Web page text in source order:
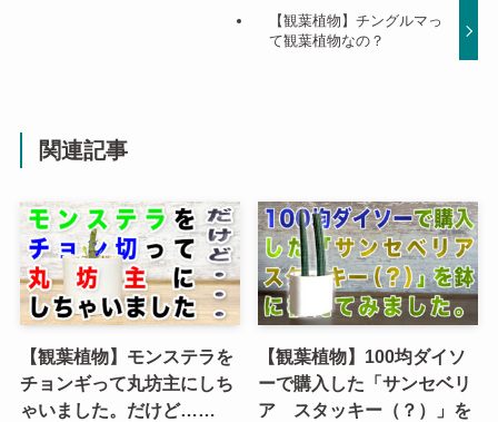
【観葉植物】チングルマっ
て観葉植物なの？
関連記事
【観葉植物】モンステラを
チョンギって丸坊主にしち
ゃいました。だけど……
【観葉植物】100均ダイソ
ーで購入した「サンセベリ
ア スタッキー（？）」を